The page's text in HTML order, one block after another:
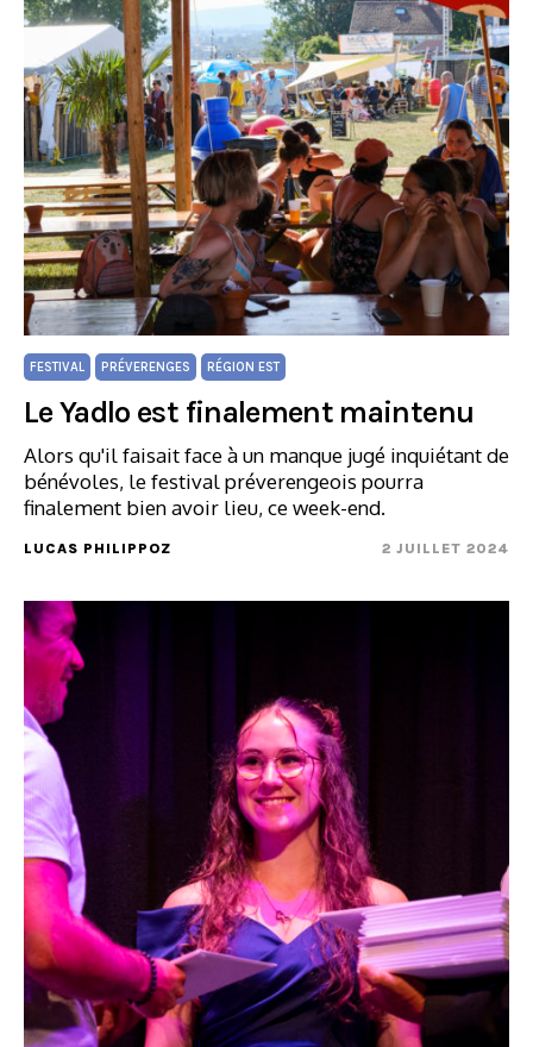
FESTIVAL PRÉVERENGES RÉGION EST
Le Yadlo est finalement maintenu
Alors qu'il faisait face à un manque jugé inquiétant de
bénévoles, le festival préverengeois pourra
finalement bien avoir lieu, ce week-end.
LUCAS PHILIPPOZ 2 JUILLET 2024